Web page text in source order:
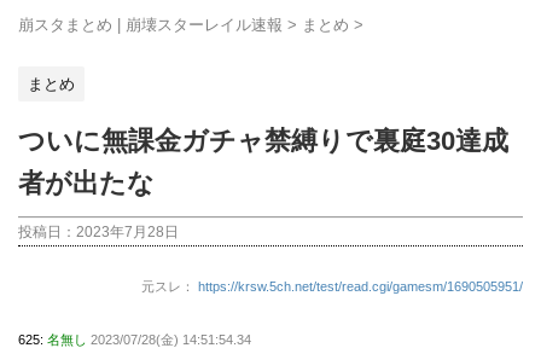
崩スタまとめ | 崩壊スターレイル速報 > まとめ >
まとめ
ついに無課金ガチャ禁縛りで裏庭30達成
者が出たな
投稿日： 2023年7月28日
元スレ： https://krsw.5ch.net/test/read.cgi/gamesm/1690505951/
625: 名無し 2023/07/28(金) 14:51:54.34